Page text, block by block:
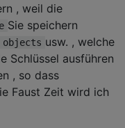
, weil die
Sie speichern
objects usw. , welche
Schlüssel ausführen
, so dass
Faust Zeit wird ich